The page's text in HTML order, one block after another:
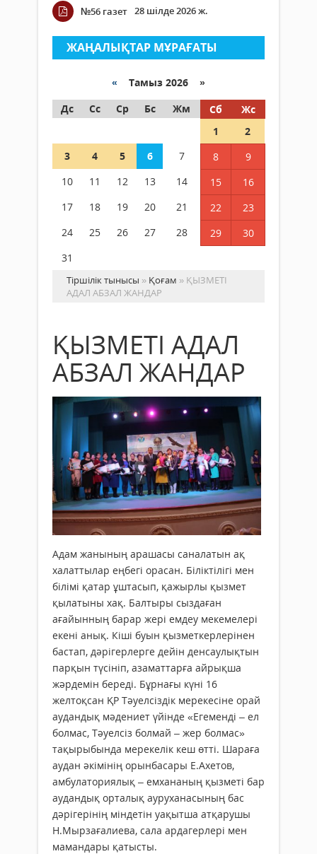
№56 газет 28 шілде 2026 ж.
ЖАҢАЛЫҚТАР МҰРАҒАТЫ
« Тамыз 2026 »
Дс
Сс Ср Бс Жм Сб
Жс
1
2
3
4 5 6 7 8
9
10
11 12 13 14 15
16
17
18 19 20 21 22
23
24
25 26 27 28 29
30
31
Тіршілік тынысы » Қоғам » ҚЫЗМЕТІ
АДАЛ АБЗАЛ ЖАНДАР
ҚЫЗМЕТІ АДАЛ
АБЗАЛ ЖАНДАР
Адам жанының арашасы саналатын ақ
халаттылар еңбегі орасан. Біліктілігі мен
білімі қатар ұштасып, қажырлы қызмет
қылатыны хақ. Балтыры сыздаған
ағайынның барар жері емдеу мекемелері
екені анық. Кіші буын қызметкерлерінен
бастап, дәрігерлерге дейін денсаулықтын
парқын түсініп, азаматтарға айрықша
жәрдемін береді. Бұрнағы күні 16
желтоқсан ҚР Тәуелсіздік мерекесіне орай
аудандық мәдениет үйінде «Егеменді – ел
болмас, Тәуелсіз болмай – жер болмас»
тақырыбында мерекелік кеш өтті. Шараға
аудан әкімінің орынбасары Е.Ахетов,
амбулаториялық – емхананың қызметі бар
аудандық орталық ауруханасының бас
дәрігерінің міндетін уақытша атқарушы
Н.Мырзағалиева, сала ардагерлері мен
мамандары қатысты.